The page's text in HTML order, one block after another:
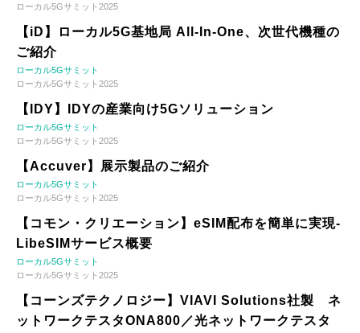
ローカル5Gサミット2025
【iD】ローカル5G基地局 All-In-One、次世代機種の
ご紹介
ローカル5Gサミット
ローカル5Gサミット2025
【IDY】IDYの産業向け5Gソリューション
ローカル5Gサミット
ローカル5Gサミット2025
【Accuver】展示製品のご紹介
ローカル5Gサミット
ローカル5Gサミット2025
【コモン・クリエーション】eSIM配布を簡単に実現-
LibeSIMサービス概要
ローカル5Gサミット
ローカル5Gサミット2025
【コーンズテクノロジー】VIAVI Solutions社製 ネ
ットワークテスタONA800／光ネットワークテスタ